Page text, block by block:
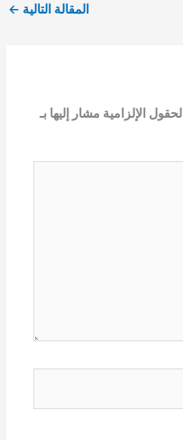
المقالة التالية ←
الحقول الإلزامية مشار إليها بـ